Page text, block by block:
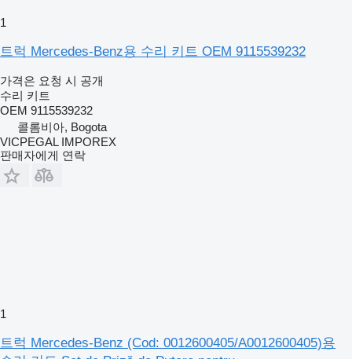
1
트럭 Mercedes-Benz용 수리 키트 OEM 9115539232
가격은 요청 시 공개
수리 키트
OEM 9115539232
콜롬비아, Bogota
VICPEGAL IMPOREX
판매자에게 연락
1
트럭 Mercedes-Benz (Cod: 0012600405/A0012600405)용